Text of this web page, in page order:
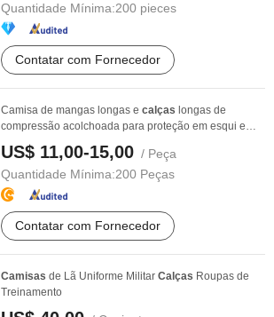
Quantidade Mínima:200 pieces
Contatar com Fornecedor
Camisa de mangas longas e calças longas de
compressão acolchoada para proteção em esqui e
snowboard ...
US$ 11,00-15,00 / Peça
Quantidade Mínima:200 Peças
Contatar com Fornecedor
Camisas de Lã Uniforme Militar Calças Roupas de
Treinamento